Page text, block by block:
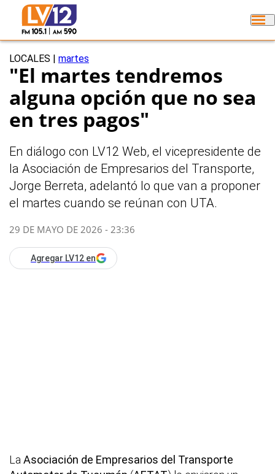
LOCALES martes
"El martes tendremos
alguna opción que no sea
en tres pagos"
En diálogo con LV12 Web, el vicepresidente de
la Asociación de Empresarios del Transporte,
Jorge Berreta, adelantó lo que van a proponer
el martes cuando se reúnan con UTA.
29 DE MAYO DE 2026 - 23:36
Agregar LV12 en
La Asociación de Empresarios del Transporte